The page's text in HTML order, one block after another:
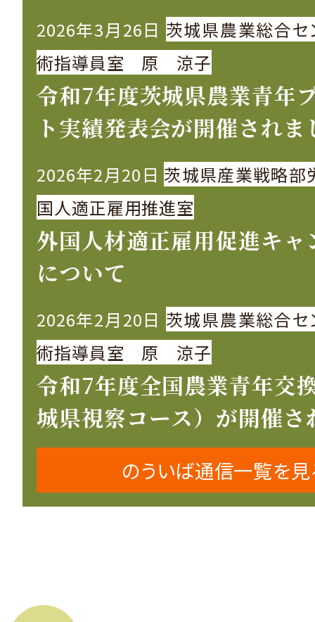
2026年3月26日 茨城県農業総合セ
術指導員室 原 涼子
令和7年度茨城県農業青年
ト実績発表会が開催されま
2026年2月20日 茨城県産業戦略部
国人適正雇用推進室
外国人材適正雇用促進キャ
について
2026年2月20日 茨城県農業総合セ
術指導員室 原 涼子
令和7年度全国農業青年交
城県視察コース）が開催さ
のういば通信一覧を